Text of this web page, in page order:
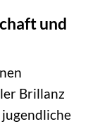
und
Brillanz